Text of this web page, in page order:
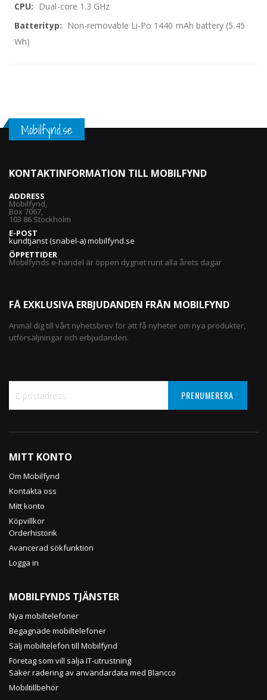
Dual-core 1.3 GHz
Non-removable Li-Po 1440 mAh battery (5.45
Wh)
Mobilfynd.se
KONTAKTINFORMATION TILL MOBILFYND
ADDRESS
Mobilfynd,
Box 7067,
103 86 Stockholm
E-POST
kundtjanst (snabel-a) mobilfynd.se
ÖPPETTIDER
Mobilfynds e-handel är öppen dygnet runt alla årets dagar
FÅ EXKLUSIVA ERBJUDANDEN FRÅN MOBILFYND
Anmäl dig till vårt nyhetsbrev för att få nyheter om nya produkter,
utförsäljningar och erbjudanden.
Newsletter:
PRENUMERERA
MITT KONTO
Om Mobilfynd
Kontakta oss
Mitt konto
Köpvillkor
Orderhistorik
Avancerad sökfunktion
Logga in
MOBILFYNDS TJÄNSTER
Nya mobiltelefoner
Begagnade mobiltelefoner
Sälj mobiltelefon till Mobilfynd
Företag som vill sälja IT-utrustning
Säker radering av användardata med Blancco
Mobiltillbehör